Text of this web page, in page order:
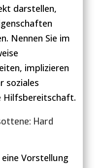
darstellen,
Nennen Sie im
implizieren
soziales
Hilfsbereitschaft.
Hard
Vorstellung